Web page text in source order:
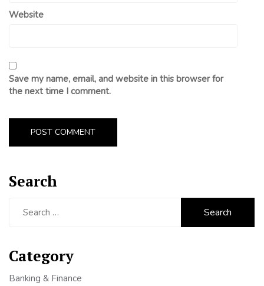
Website
Save my name, email, and website in this browser for
the next time I comment.
Search
Category
Banking & Finance